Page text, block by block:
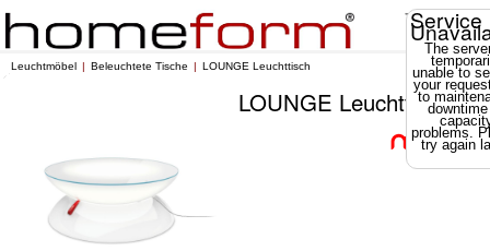
Service
The
unable to
your
to
problems.
try again
Leuchtmöbel Beleuchtete Tische LOUNGE Leuchttisch
LOUNGE Leuchttisch